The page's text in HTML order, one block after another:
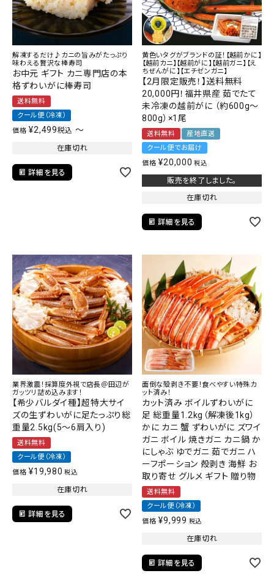
解凍するだけ♪カニの旨みがたっぷり
味わえる贅沢な棒寿司
お中元 ギフト カニ専門店の本
格ずわいがに棒寿司
送料無料
クール便（冷凍）
価格 ¥2,499税込 〜
在庫切れ
詳細を見る
黄色いタグがブランドの証！【越前かに】
【越前カニ】【越前がに】【越前ガニ】【え
ちぜんがに】【エチゼンガニ】
【2月限定販売！】送料無料
20,000円！福井県産 茹でたて
未冷凍の越前がに （約600g～
800g）×1尾
送料無料
産地直送
クール便でお届け
価格 ¥20,000 税込
販売を終了しました。
在庫切れ
詳細を見る
業界激震！採算度外視で店長＠田辺が
ガッツリ詰め込みます！
【希少バルダイ種】超特大サイ
ズの生ずわいがに足たっぷり総
重量2.5kg(5～6肩入り)
送料無料
クール便（冷凍）
価格 ¥19,980 税込
在庫切れ
詳細を見る
面倒な殻剥き不要！食べやすい特殊カ
ット済み！
カット済み ボイルずわいがに
足 総重量1.2kg（解凍後1kg）
かに カニ 蟹 ずわいがに ズワイ
ガニ ボイル 焼きガニ カニ鍋 か
にしゃぶ ゆでガニ 茹でガニ ハ
ーフポーション 殻剥き 海鮮 お
取り寄せ グルメ ギフト 贈り物
送料無料
クール便（冷凍）
価格 ¥9,999 税込
在庫切れ
詳細を見る